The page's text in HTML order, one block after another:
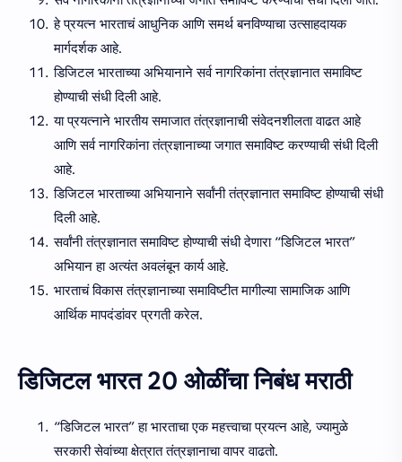
हे प्रयत्न भारताचं आधुनिक आणि समर्थ बनविण्याचा उत्साहदायक
मार्गदर्शक आहे.
डिजिटल भारताच्या अभियानाने सर्व नागरिकांना तंत्रज्ञानात समाविष्ट
होण्याची संधी दिली आहे.
या प्रयत्नाने भारतीय समाजात तंत्रज्ञानाची संवेदनशीलता वाढत आहे
आणि सर्व नागरिकांना तंत्रज्ञानाच्या जगात समाविष्ट करण्याची संधी दिली
आहे.
डिजिटल भारताच्या अभियानाने सर्वांनी तंत्रज्ञानात समाविष्ट होण्याची संधी
दिली आहे.
सर्वांनी तंत्रज्ञानात समाविष्ट होण्याची संधी देणारा “डिजिटल भारत”
अभियान हा अत्यंत अवलंबून कार्य आहे.
भारताचं विकास तंत्रज्ञानाच्या समाविष्टीत मागील्या सामाजिक आणि
आर्थिक मापदंडांवर प्रगती करेल.
डिजिटल भारत 20 ओळींचा निबंध मराठी
“डिजिटल भारत” हा भारताचा एक महत्त्वाचा प्रयत्न आहे, ज्यामुळे
सरकारी सेवांच्या क्षेत्रात तंत्रज्ञानाचा वापर वाढतो.